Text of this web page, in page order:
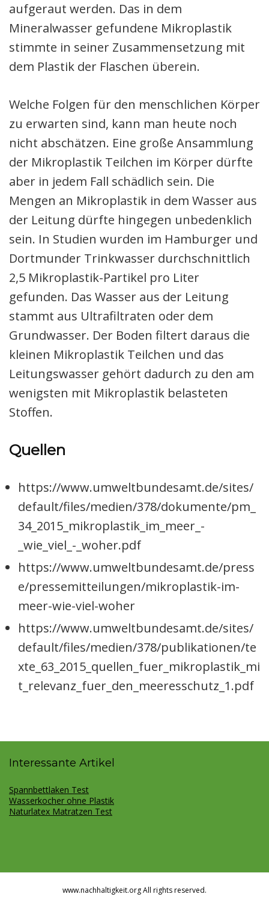
aufgeraut werden. Das in dem
Mineralwasser gefundene Mikroplastik
stimmte in seiner Zusammensetzung mit
dem Plastik der Flaschen überein.
Welche Folgen für den menschlichen Körper
zu erwarten sind, kann man heute noch
nicht abschätzen. Eine große Ansammlung
der Mikroplastik Teilchen im Körper dürfte
aber in jedem Fall schädlich sein. Die
Mengen an Mikroplastik in dem Wasser aus
der Leitung dürfte hingegen unbedenklich
sein. In Studien wurden im Hamburger und
Dortmunder Trinkwasser durchschnittlich
2,5 Mikroplastik-Partikel pro Liter
gefunden. Das Wasser aus der Leitung
stammt aus Ultrafiltraten oder dem
Grundwasser. Der Boden filtert daraus die
kleinen Mikroplastik Teilchen und das
Leitungswasser gehört dadurch zu den am
wenigsten mit Mikroplastik belasteten
Stoffen.
Quellen
https://www.umweltbundesamt.de/sites/
default/files/medien/378/dokumente/pm_
34_2015_mikroplastik_im_meer_-
_wie_viel_-_woher.pdf
https://www.umweltbundesamt.de/press
e/pressemitteilungen/mikroplastik-im-
meer-wie-viel-woher
https://www.umweltbundesamt.de/sites/
default/files/medien/378/publikationen/te
xte_63_2015_quellen_fuer_mikroplastik_mi
t_relevanz_fuer_den_meeresschutz_1.pdf
Interessante Artikel
Spannbettlaken Test
Wasserkocher ohne Plastik
Naturlatex Matratzen Test
www.nachhaltigkeit.org All rights reserved.